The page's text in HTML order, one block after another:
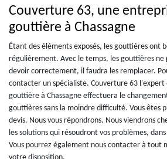
Couverture 63, une
gouttière à Chassagne
Étant des éléments exposés, les gouttières ont
régulièrement. Avec le temps, les gouttières
devoir correctement, il faudra les remplacer.
contacter un spécialiste. Couverture 63 l'expert
gouttière à Chassagne effectuera le
gouttières sans la moindre difficulté. Vous êtes
devis. Nous vous répondrons. Nous viendrons
les solutions qui résoudront vos problèmes,
Vous pourrez également nous contacter à tout